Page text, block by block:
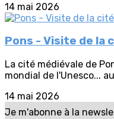
14 mai 2026
Pons - Visite de la
La cité médiévale de
mondial de l'Unesco...
14 mai 2026
Je m'abonne à la